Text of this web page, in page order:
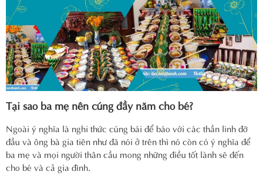
Tại sao ba mẹ nên cúng đầy năm cho bé?
Ngoài ý nghĩa là nghi thức cúng bái để báo với các thần linh đỡ
đầu và ông bà gia tiên như đã nói ở trên thì nó còn có ý nghĩa để
ba mẹ và mọi người thân cầu mong những điều tốt lành sẽ đến
cho bé và cả gia đình.